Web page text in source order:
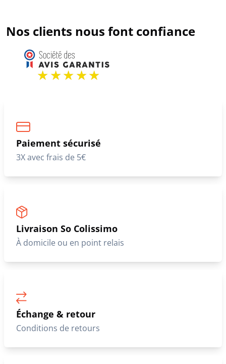
Nos clients nous font confiance
Paiement sécurisé
3X avec frais de 5€
Livraison So Colissimo
À domicile ou en point relais
Échange & retour
Conditions de retours